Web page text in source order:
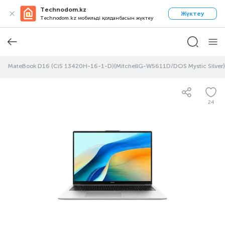
Technodom.kz
Technodom.kz мобильді қолданбасын жүктеу
Жүктеу
MateBook D16 (Ci5 13420H-16-1-D)(MitchellG-W5611D/DOS Mystic Silver)
24